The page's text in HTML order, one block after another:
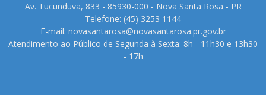
Av. Tucunduva, 833 - 85930-000 - Nova Santa Rosa - PR
Telefone: (45) 3253 1144
E-mail: novasantarosa@novasantarosa.pr.gov.br
Atendimento ao Público de Segunda à Sexta: 8h - 11h30 e 13h30
- 17h